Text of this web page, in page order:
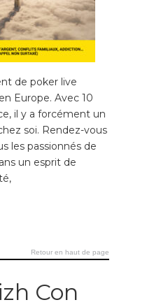
de poker live
Europe. Avec 10
il y a forcément un
soi. Rendez-vous
les passionnés de
un esprit de
Retour en haut de page
Con